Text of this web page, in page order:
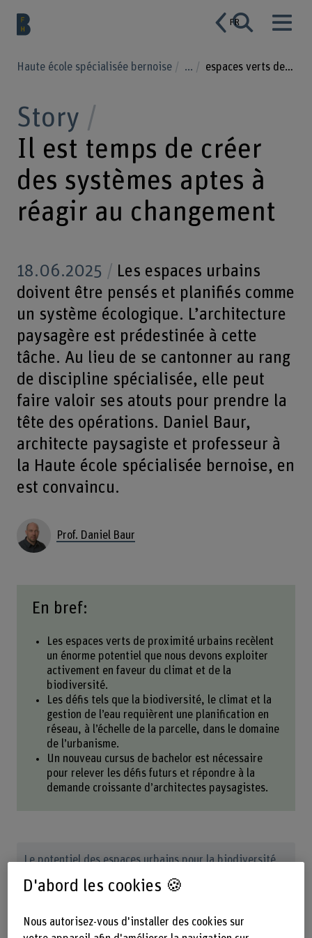
FR
Haute école spécialisée bernoise ... espaces verts de proximité
Story
Il est temps de créer
des systèmes aptes à
réagir au changement
18.06.2025
Les espaces urbains
doivent être pensés et planifiés comme
un système écologique. L’architecture
paysagère est prédestinée à cette
tâche. Au lieu de se cantonner au rang
de discipline spécialisée, elle peut
faire valoir ses atouts pour prendre la
tête des opérations. Daniel Baur,
architecte paysagiste et professeur à
la Haute école spécialisée bernoise, en
est convaincu.
Prof. Daniel Baur
En bref:
Les espaces verts de proximité urbains recèlent
un énorme potentiel que nous devons exploiter
activement en faveur du climat et de la
biodiversité.
Les défis tels que la biodiversité, le climat et la
gestion de l’eau requièrent une planification en
réseau, à l’échelle de la parcelle, dans le domaine
de l’urbanisme.
Un nouveau cursus de bachelor est nécessaire
pour relever les défis futurs et répondre à la
demande croissante d’architectes paysagistes.
Le potentiel des espaces urbains pour la biodiversité
Le potentiel est énorme. Nous avons réalisé une étude
dans les quartiers de Bümpliz, Stöckacker et
D'abord les cookies 🍪
Nous autorisez-vous d'installer des cookies sur